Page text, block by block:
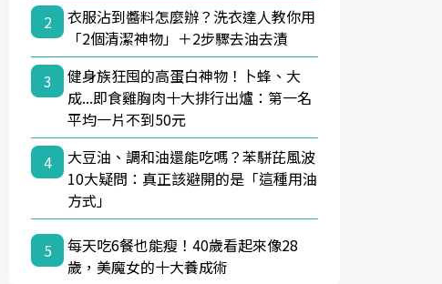
2
衣服沾到醬料怎麼辦？洗衣達人教你用
「2個清潔神物」＋2步驟去油去漬
3
健身族狂囤的高蛋白神物！卜蜂、大
成...即食雞胸肉十大排行出爐：第一名
平均一片不到50元
4
大豆油、調和油還能吃嗎？苯駢芘風波
10大疑問：真正該避開的是「這種用油
方式」
5
每天吃6餐也能瘦！40歲看起來像28
歲，美魔女的十大養成術